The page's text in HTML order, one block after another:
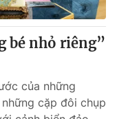
bé nhỏ riêng”
của những
cặp đôi chụp